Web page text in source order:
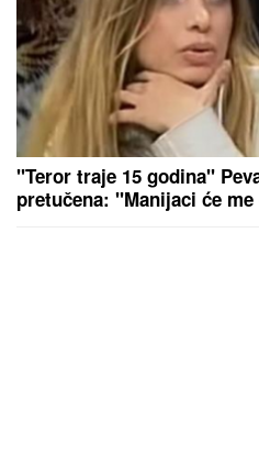
"Teror traje 15 godina"
pretučena: "Manijaci će